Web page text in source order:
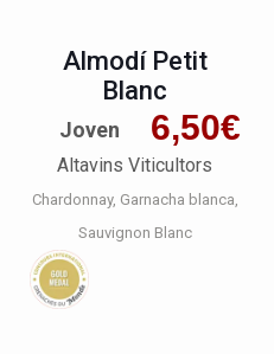
Almodí Petit
Blanc
6,50€
Joven
Altavins Viticultors
Chardonnay Garnacha blanca
Sauvignon Blanc